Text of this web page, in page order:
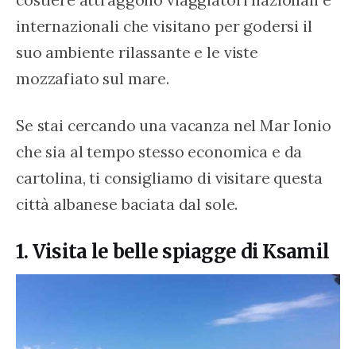
internazionali che visitano per godersi il
suo ambiente rilassante e le viste
mozzafiato sul mare.
Se stai cercando una vacanza nel Mar Ionio
che sia al tempo stesso economica e da
cartolina, ti consigliamo di visitare questa
città albanese baciata dal sole.
1. Visita le belle spiagge di Ksamil